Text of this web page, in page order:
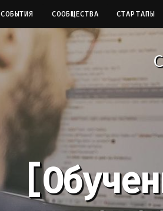
СОБЫТИЯ СООБЩЕСТВА СТАРТАПЫ